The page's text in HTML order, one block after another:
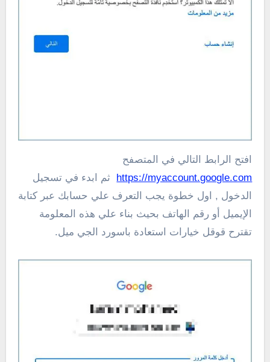
افتح الرابط التالي في المتصفح
https://myaccount.google.com ثم ابدء في تسجيل
الدخول , اول خطوة يجب التعرف علي حسابك عبر كتابة
الإيميل أو رقم الهاتف بحيث بناء علي هذه المعلومة
تقترح قوقل خيارات استعادة باسورد الجي ميل.